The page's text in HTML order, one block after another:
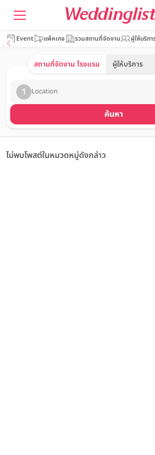
Event แพ็คเกจ รวมสถานที่จัดงาน ผู้ให้บริกา
สถานที่จัดงาน โรงแรม ผู้ให้บริการ
1 Location
ค้นหา
ไม่พบโพสต์ในหมวดหมู่ดังกล่าว